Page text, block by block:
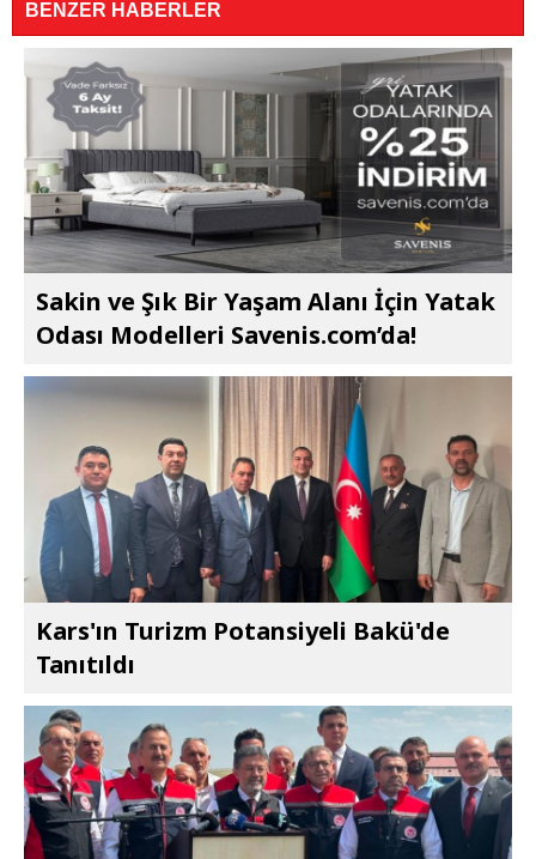
BENZER HABERLER
Sakin ve Şık Bir Yaşam Alanı İçin Yatak
Odası Modelleri Savenis.com’da!
Kars'ın Turizm Potansiyeli Bakü'de
Tanıtıldı